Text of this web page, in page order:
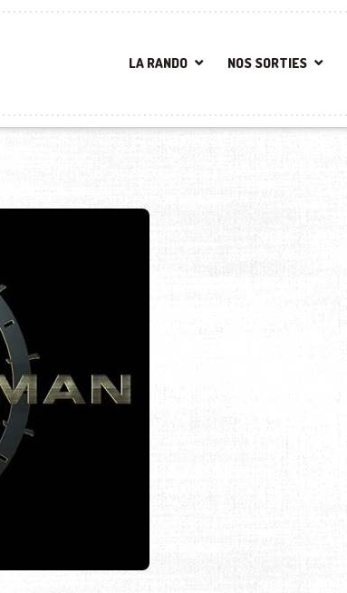
LA RANDO NOS SORTIES